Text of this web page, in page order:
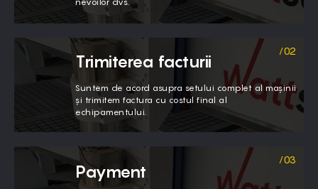
Trimiterea facturii
Suntem de acord asupra setului complet al mașinii
și trimitem factura cu costul final al
echipamentului.
Payment